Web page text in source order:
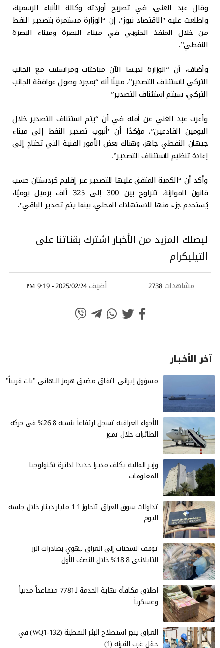
وقال عبد الغني، في تصريح أوردته وكالة الأنباء الرسمية،
واطلعت عليه "الاقتصاد نيوز"، إن “الوزارة مستمرة بتصدير النفط
من خلال المنفذ الجنوبي في ميناء البصرة وميناء البصرة
النفطي”.
وأضاف، أن “الوزارة لديها الآن مباحثات ومراسلات مع الجانب
التركي لاستئناف التصدير”، مبينًا أنه “بمجرد وصول موافقة الجانب
التركي، سيتم استئناف التصدير”.
وأعرب عبد الغني عن أمله في أن “يتم استئناف التصدير خلال
اليومين القادمين”، مؤكدًا أن "أنبوب تصدير النفط إلى ميناء
جيهان النفطي جاهز، وهناك بعض الأمور الفنية التي تحتاج إلى
إعادة تنظيم لاستئناف التصدير”.
وأكد أن “الكمية المتفق عليها للتصدير عبر إقليم كردستان حسب
قانون الموازنة، تتراوح بين 300 إلى 325 ألف برميل يوميًا،
يُستخدم جزء منها للاستهلاك المحلي، بينما يتم تصدير الباقي".
ليصلك المزيد من الأخبار اشترك بقناتنا على
التيليكرام
مشاهدات 2738 أضيف2025/02/24 - 9:19 PM
آخر الأخـبـار
مسؤول إيراني: اتفاق مضيق هرمز النهائي "بات قريباً"
الأجواء العراقية تسجل ارتفاعاً بنسبة 26.8% في حركة
الطائرات خلال تموز
وزير المالية يكلف مديرا جديدا لدائرة تكنولوجيا
المعلومات
تداولات سوق العراق تتجاوز 1.1 مليار دينار خلال جلسة
اليوم
توقف الشحنات إلى العراق يهوي بصادرات الرز
التايلاندي 18.8% خلال النصف الأول
اطلاق مكافأة نهاية الخدمة لـ7781 متقاعداً مدنياً
وعسكرياً
العراق ينجز استصلاح البئر النفطية (WQ1-132) في
حقل غرب القرنة (1)